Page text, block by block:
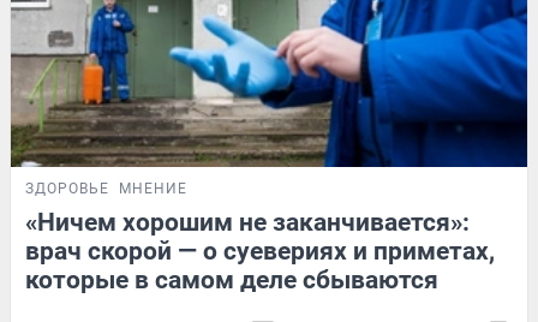
ЗДОРОВЬЕ МНЕНИЕ
«Ничем хорошим не заканчивается»:
врач скорой — о суевериях и приметах,
которые в самом деле сбываются